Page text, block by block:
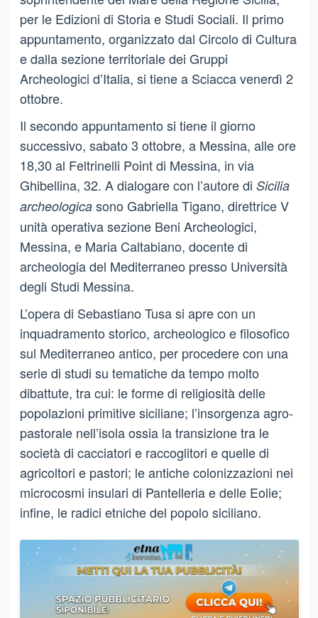
per le Edizioni di Storia e Studi Sociali. Il primo
appuntamento, organizzato dal Circolo di Cultura
e dalla sezione territoriale dei Gruppi
Archeologici d’Italia, si tiene a Sciacca venerdì 2
ottobre.
Il secondo appuntamento si tiene il giorno
successivo, sabato 3 ottobre, a Messina, alle ore
18,30 al Feltrinelli Point di Messina, in via
Ghibellina, 32. A dialogare con l’autore di Sicilia
archeologicasono Gabriella Tigano, direttrice V
unità operativa sezione Beni Archeologici,
Messina, e Maria Caltabiano, docente di
archeologia del Mediterraneo presso Università
degli Studi Messina.
L’opera di Sebastiano Tusa si apre con un
inquadramento storico, archeologico e filosofico
sul Mediterraneo antico, per procedere con una
serie di studi su tematiche da tempo molto
dibattute, tra cui: le forme di religiosità delle
popolazioni primitive siciliane; l’insorgenza agro-
pastorale nell’isola ossia la transizione tra le
società di cacciatori e raccoglitori e quelle di
agricoltori e pastori; le antiche colonizzazioni nei
microcosmi insulari di Pantelleria e delle Eolie;
infine, le radici etniche del popolo siciliano.